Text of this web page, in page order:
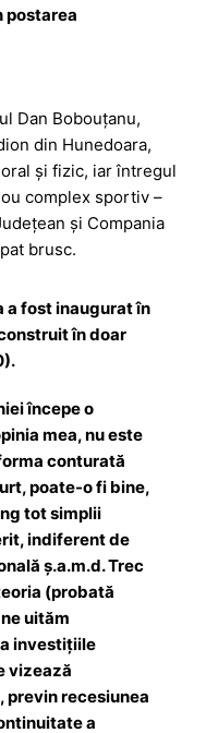
postarea
Dan Bobouțanu,
din Hunedoara,
și fizic, iar întregul
complex sportiv –
și Compania
brusc.
a fost inaugurat în
în doar
începe o
mea, nu este
conturată
poate-o fi bine,
tot simplii
indiferent de
ş.a.m.d. Trec
(probată
uităm
investiţiile
vizează
previn recesiunea
a